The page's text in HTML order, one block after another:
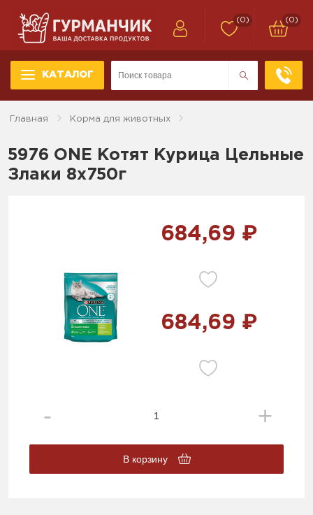
КАТАЛОГ
(0) (0)
Главная Корма для животных
5976 ONE Котят Курица Цельные
Злаки 8x750г
684,69 ₽
684,69 ₽
В корзину